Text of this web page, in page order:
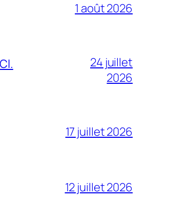
1 août 2026
24 juillet
2026
17 juillet 2026
12 juillet 2026